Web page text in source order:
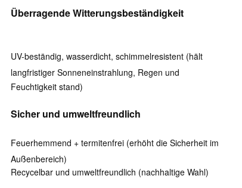
Überragende Witterungsbeständigkeit
UV-beständig, wasserdicht, schimmelresistent (hält
langfristiger Sonneneinstrahlung, Regen und
Feuchtigkeit stand)
Sicher und umweltfreundlich
Feuerhemmend + termitenfrei (erhöht die Sicherheit im
Außenbereich)
Recycelbar und umweltfreundlich (nachhaltige Wahl)